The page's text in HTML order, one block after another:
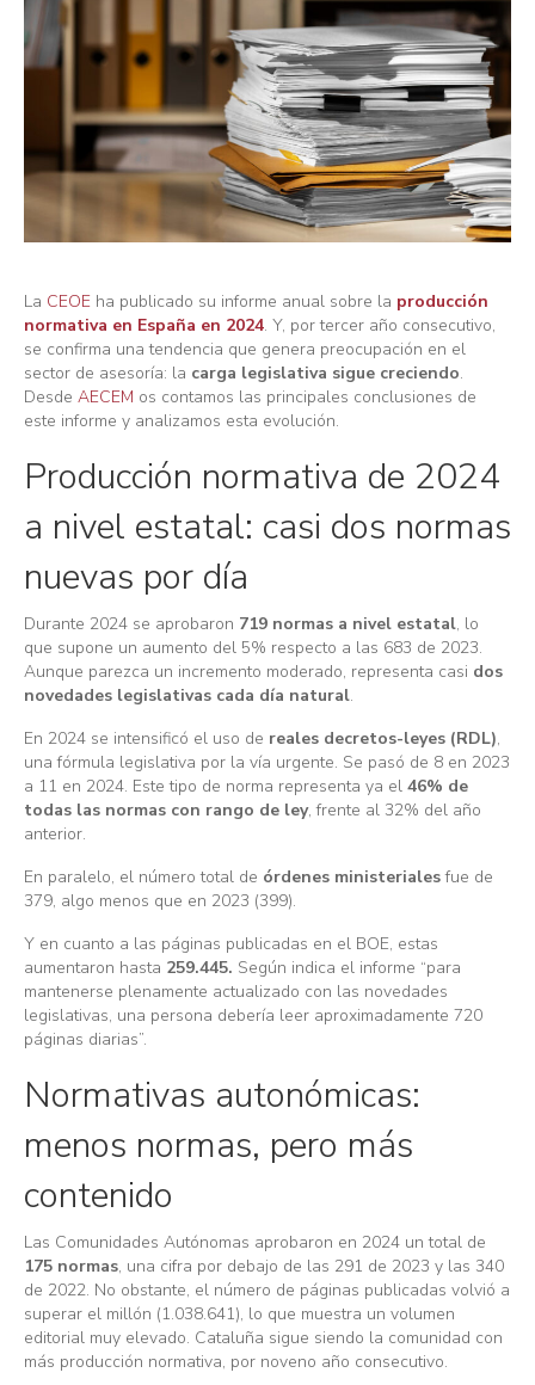
La CEOE ha publicado su informe anual sobre la producción
normativa en España en 2024. Y, por tercer año consecutivo,
se confirma una tendencia que genera preocupación en el
sector de asesoría: la carga legislativa sigue creciendo.
Desde AECEM os contamos las principales conclusiones de
este informe y analizamos esta evolución.
Producción normativa de 2024
a nivel estatal: casi dos normas
nuevas por día
Durante 2024 se aprobaron 719 normas a nivel estatal, lo
que supone un aumento del 5% respecto a las 683 de 2023.
Aunque parezca un incremento moderado, representa casi dos
novedades legislativas cada día natural.
En 2024 se intensificó el uso de reales decretos-leyes (RDL),
una fórmula legislativa por la vía urgente. Se pasó de 8 en 2023
a 11 en 2024. Este tipo de norma representa ya el 46% de
todas las normas con rango de ley, frente al 32% del año
anterior.
En paralelo, el número total de órdenes ministerialesfue de
379, algo menos que en 2023 (399).
Y en cuanto a las páginas publicadas en el BOE, estas
aumentaron hasta 259.445. Según indica el informe “para
mantenerse plenamente actualizado con las novedades
legislativas, una persona debería leer aproximadamente 720
páginas diarias”.
Normativas autonómicas:
menos normas, pero más
contenido
Las Comunidades Autónomas aprobaron en 2024 un total de
175 normas, una cifra por debajo de las 291 de 2023 y las 340
de 2022. No obstante, el número de páginas publicadas volvió a
superar el millón (1.038.641), lo que muestra un volumen
editorial muy elevado. Cataluña sigue siendo la comunidad con
más producción normativa, por noveno año consecutivo.